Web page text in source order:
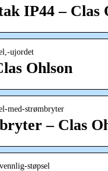
IP44 – Clas
ujordet
Ohlson
med-strømbryter
– Clas
støpsel